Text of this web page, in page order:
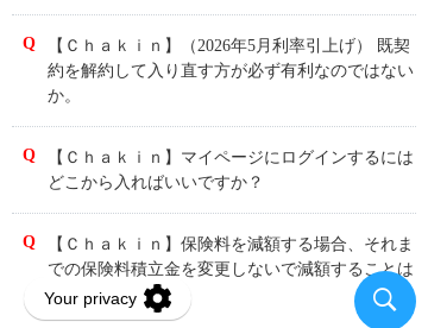
【Ｃｈａｋｉｎ】（2026年5月利率引上げ） 既契
約を解約して入り直す方が必ず有利なのではない
か。
【Ｃｈａｋｉｎ】マイページにログインするには
どこから入ればいいですか？
【Ｃｈａｋｉｎ】保険料を減額する場合、それま
での保険料積立金を変更しないで減額することは
できますか？